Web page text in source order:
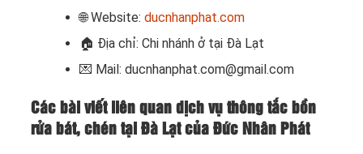
🌐 Website: ducnhanphat.com
🏠 Địa chỉ: Chi nhánh ở tại Đà Lạt
💌 Mail: ducnhanphat.com@gmail.com
Các bài viết liên quan dịch vụ thông tắc bồn
rửa bát, chén tại Đà Lạt của Đức Nhân Phát